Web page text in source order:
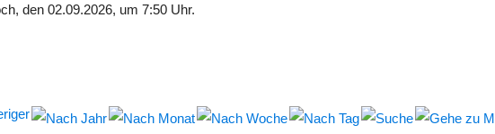
den 02.09.2026, um 7:50 Uhr.